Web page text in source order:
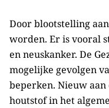
Door blootstelling
worden. Er is vooral
en neuskanker. De
mogelijke gevolgen
beperken. Nieuw
houtstof in het